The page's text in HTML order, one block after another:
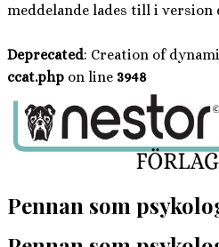
meddelande lades till i version
Deprecated: Creation of
ccat.php on line 3948
Hoppa
innehåll
Pennan som